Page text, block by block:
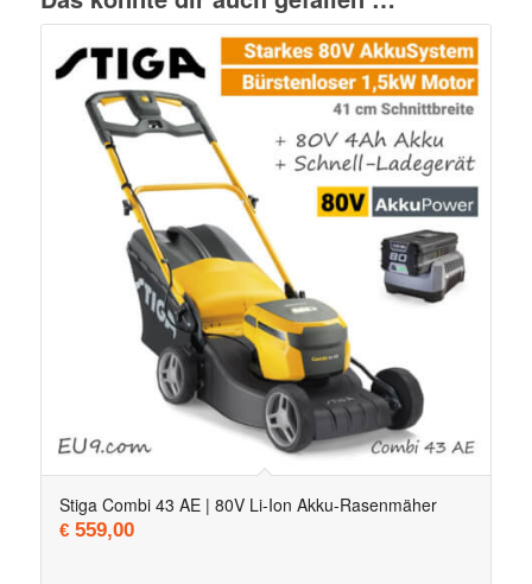
Stiga Combi 43 AE | 80V Li-Ion Akku-Rasenmäher
€559,00